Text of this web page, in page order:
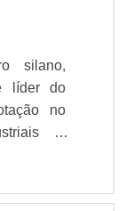
silano,
líder do
no
e
do
que o
com